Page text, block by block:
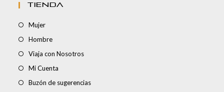
TIENDA
Mujer
Hombre
Viaja con Nosotros
Mi Cuenta
Buzón de sugerencias